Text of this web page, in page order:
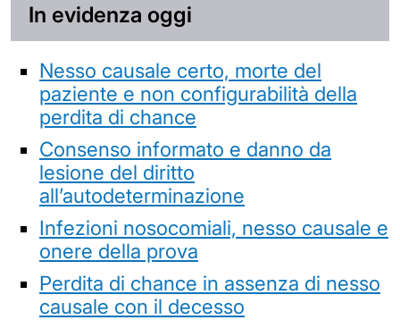
In evidenza oggi
Nesso causale certo, morte del
paziente e non configurabilità della
perdita di chance
Consenso informato e danno da
lesione del diritto
all’autodeterminazione
Infezioni nosocomiali, nesso causale e
onere della prova
Perdita di chance in assenza di nesso
causale con il decesso